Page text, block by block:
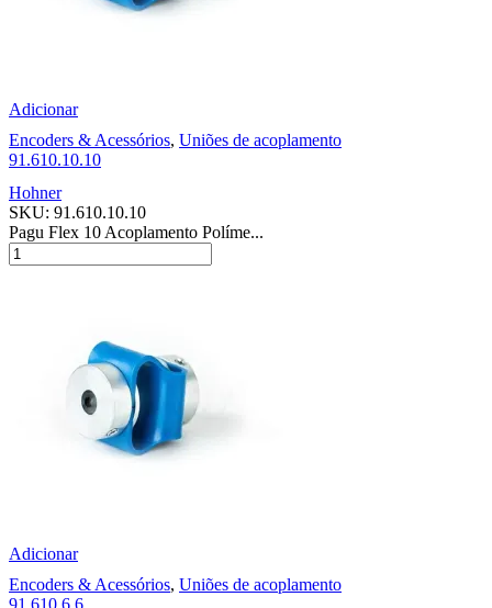
Adicionar
Encoders & Acessórios, Uniões de acoplamento
91.610.10.10
Hohner
SKU: 91.610.10.10
Pagu Flex 10 Acoplamento Políme...
Adicionar
Encoders & Acessórios, Uniões de acoplamento
91.610.6.6